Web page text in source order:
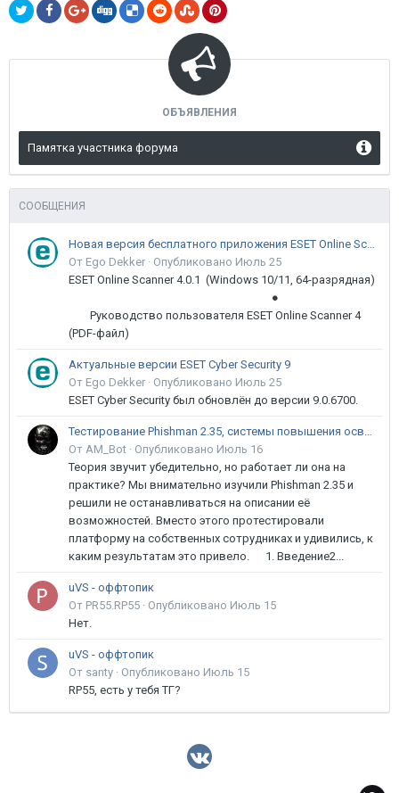
ОБЪЯВЛЕНИЯ
Памятка участника форума
СООБЩЕНИЯ
Новая версия бесплатного приложения ESET Online Scanner доступна пользователям
От Ego Dekker · Опубликовано Июль 25
ESET Online Scanner 4.0.1 (Windows 10/11, 64-разрядная)
●
Руководство пользователя ESET Online Scanner 4
(PDF-файл)
Актуальные версии ESET Cyber Security 9
От Ego Dekker · Опубликовано Июль 25
ESET Cyber Security был обновлён до версии 9.0.6700.
Тестирование Phishman 2.35, системы повышения осведомлённости пользователей в сфере ИБ
От AM_Bot · Опубликовано Июль 16
Теория звучит убедительно, но работает ли она на
практике? Мы внимательно изучили Phishman 2.35 и
решили не останавливаться на описании её
возможностей. Вместо этого протестировали
платформу на собственных сотрудниках и удивились, к
каким результатам это привело. 1. Введение2...
uVS - оффтопик
От PR55.RP55 · Опубликовано Июль 15
Нет.
uVS - оффтопик
От santy · Опубликовано Июль 15
RP55, есть у тебя ТГ?